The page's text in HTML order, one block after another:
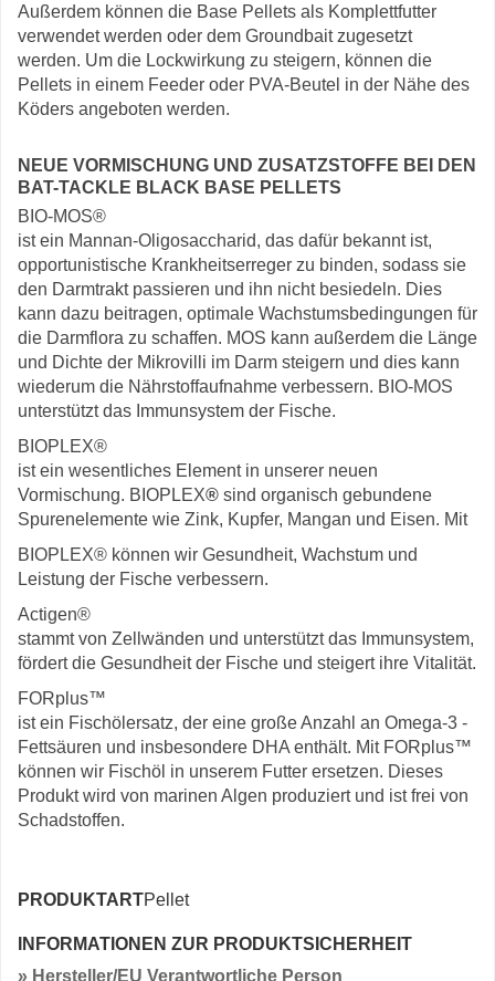
Außerdem können die Base Pellets als Komplettfutter
verwendet werden oder dem Groundbait zugesetzt
werden. Um die Lockwirkung zu steigern, können die
Pellets in einem Feeder oder PVA-Beutel in der Nähe des
Köders angeboten werden.
NEUE VORMISCHUNG UND ZUSATZSTOFFE BEI DEN
BAT-TACKLE BLACK BASE PELLETS
BIO-MOS®
ist ein Mannan-Oligosaccharid, das dafür bekannt ist,
opportunistische Krankheitserreger zu binden, sodass sie
den Darmtrakt passieren und ihn nicht besiedeln. Dies
kann dazu beitragen, optimale Wachstumsbedingungen für
die Darmflora zu schaffen. MOS kann außerdem die Länge
und Dichte der Mikrovilli im Darm steigern und dies kann
wiederum die Nährstoffaufnahme verbessern. BIO-MOS
unterstützt das Immunsystem der Fische.
BIOPLEX®
ist ein wesentliches Element in unserer neuen
Vormischung. BIOPLEX® sind organisch gebundene
Spurenelemente wie Zink, Kupfer, Mangan und Eisen. Mit
BIOPLEX® können wir Gesundheit, Wachstum und
Leistung der Fische verbessern.
Actigen®
stammt von Zellwänden und unterstützt das Immunsystem,
fördert die Gesundheit der Fische und steigert ihre Vitalität.
FORplus™
ist ein Fischölersatz, der eine große Anzahl an Omega-3 -
Fettsäuren und insbesondere DHA enthält. Mit FORplus™
können wir Fischöl in unserem Futter ersetzen. Dieses
Produkt wird von marinen Algen produziert und ist frei von
Schadstoffen.
PRODUKTARTPellet
INFORMATIONEN ZUR PRODUKTSICHERHEIT
» Hersteller/EU Verantwortliche Person